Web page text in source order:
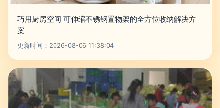
巧用厨房空间 可伸缩不锈钢置物架的全方位收纳解决方
案
更新时间：2026-08-06 11:38:04